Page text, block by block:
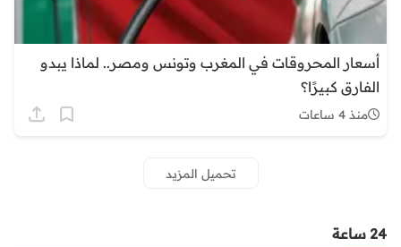
أسعار المحروقات في المغرب وتونس ومصر.. لماذا يبدو
الفارق كبيرًا؟
منذ 4 ساعات
تحميل المزيد
24 ساعة